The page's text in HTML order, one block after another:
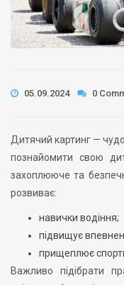
05.09.2024 0
Дитячий картинг —
познайомити свою
захоплююче та
розвиває:
навички водіння;
підвищує
прищеплює
Важливо підібрати